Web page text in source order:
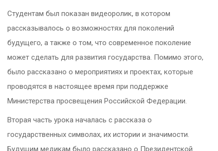
Студентам был показан видеоролик, в котором
рассказывалось о возможностях для поколений
будущего, а также о том, что современное поколение
может сделать для развития государства. Помимо этого,
было рассказано о мероприятиях и проектах, которые
проводятся в настоящее время при поддержке
Министерства просвещения Российской Федерации.
Вторая часть урока началась с рассказа о
государственных символах, их истории и значимости.
Будущим медикам было рассказано о Президентской